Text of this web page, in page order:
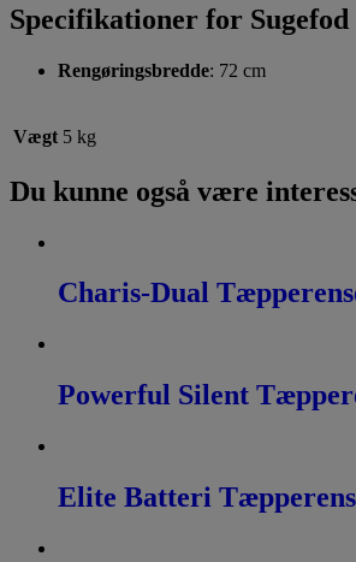
Specifikationer for Sugefod
Rengøringsbredde: 72 cm
Vægt 5 kg
Du kunne også være
Charis-Dual
Powerful Silent
Elite Batteri